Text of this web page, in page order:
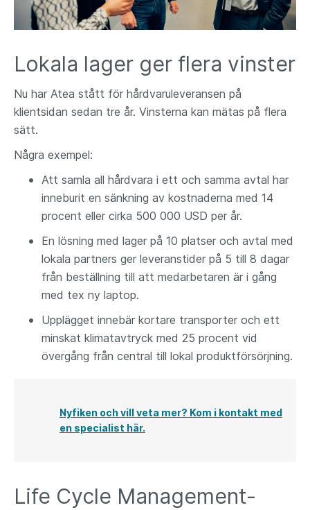
Lokala lager ger flera vinster
Nu har Atea stått för hårdvaruleveransen på
klientsidan sedan tre år. Vinsterna kan mätas på flera
sätt.
Några exempel:
Att samla all hårdvara i ett och samma avtal har
inneburit en sänkning av kostnaderna med 14
procent eller cirka 500 000 USD per år.
En lösning med lager på 10 platser och avtal med
lokala partners ger leveranstider på 5 till 8 dagar
från beställning till att medarbetaren är i gång
med tex ny laptop.
Upplägget innebär kortare transporter och ett
minskat klimatavtryck med 25 procent vid
övergång från central till lokal produktförsörjning.
Nyfiken och vill veta mer? Kom i kontakt med
en specialist här.
Life Cycle Management-